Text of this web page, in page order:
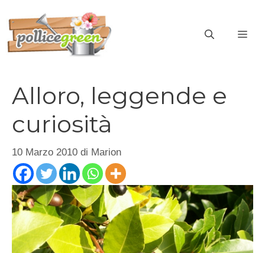
contenuto
Alloro, leggende e
curiosità
10 Marzo 2010 di Marion